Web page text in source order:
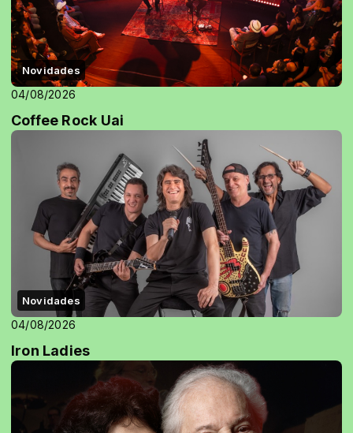
Novidades
04/08/2026
Coffee Rock Uai
Novidades
04/08/2026
Iron Ladies